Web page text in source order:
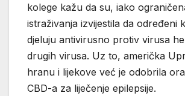
kolege kažu da su, iako
istraživanja izvijestila da određeni
djeluju antivirusno protiv virusa
drugih virusa. Uz to, američka
hranu i lijekove već je odobrila
CBD-a za liječenje epilepsije.